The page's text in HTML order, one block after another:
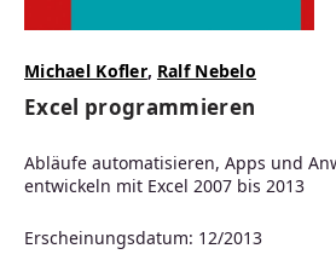
Michael Kofler, Ralf Nebelo
Excel programmieren
Abläufe automatisieren, Apps und
entwickeln mit Excel 2007 bis 2013
Erscheinungsdatum: 12/2013